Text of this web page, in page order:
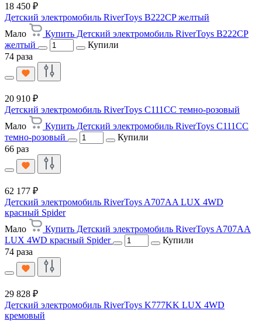
18 450 ₽
Детский электромобиль RiverToys B222CP желтый
Мало
Купить Детский электромобиль RiverToys B222CP
желтый
Купили
74 раза
20 910 ₽
Детский электромобиль RiverToys C111CC темно-розовый
Мало
Купить Детский электромобиль RiverToys C111CC
темно-розовый
Купили
66 раз
62 177 ₽
Детский электромобиль RiverToys A707AA LUX 4WD
красный Spider
Мало
Купить Детский электромобиль RiverToys A707AA
LUX 4WD красный Spider
Купили
74 раза
29 828 ₽
Детский электромобиль RiverToys K777KK LUX 4WD
кремовый